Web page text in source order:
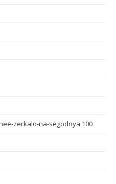
zerkalo-na-segodnya 100